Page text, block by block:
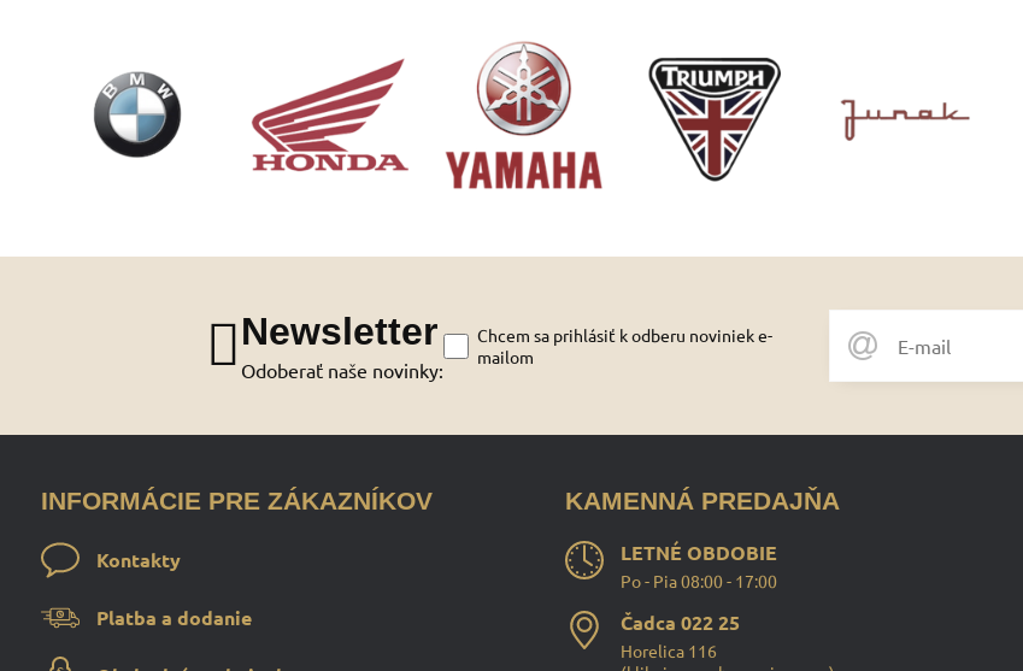
Newsletter
Odoberať naše novinky:
Chcem sa prihlásiť k odberu noviniek e-
mailom
INFORMÁCIE PRE ZÁKAZNÍKOV
Kontakty
Platba a dodanie
KAMENNÁ PREDAJŇA
LETNÉ OBDOBIE
Po - Pia 08:00 - 17:00
Čadca 022 25
Horelica 116